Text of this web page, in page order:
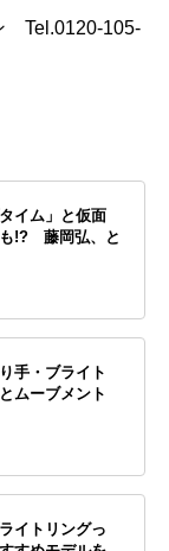
Tel.0120-105-
イム」と仮面
も!? 藤岡弘、と
手・ブライト
ムーブメント
イトリングっ